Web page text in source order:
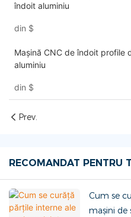
îndoit aluminiu
din $
Mașină CNC de îndoit profile
aluminiu
din $
Prev.
RECOMANDAT PENTRU
Cum se
mașini de